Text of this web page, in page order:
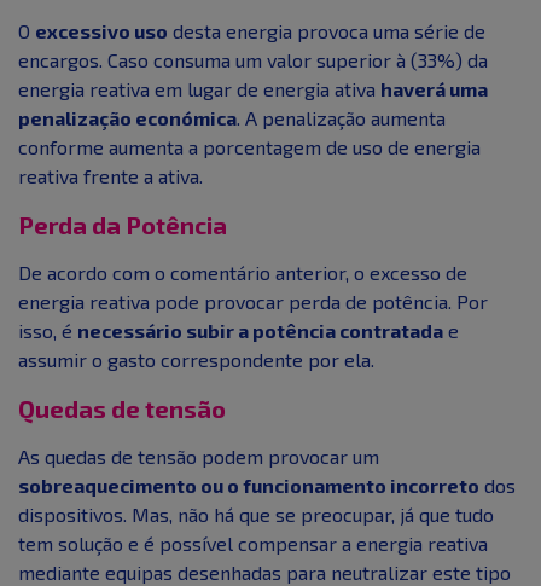
O excessivo uso desta energia provoca uma série de
encargos. Caso consuma um valor superior à (33%) da
energia reativa em lugar de energia ativa haverá uma
penalização económica. A penalização aumenta
conforme aumenta a porcentagem de uso de energia
reativa frente a ativa.
Perda da Potência
De acordo com o comentário anterior, o excesso de
energia reativa pode provocar perda de potência. Por
isso, é necessário subir a potência contratada e
assumir o gasto correspondente por ela.
Quedas de tensão
As quedas de tensão podem provocar um
sobreaquecimento ou o funcionamento incorreto dos
dispositivos. Mas, não há que se preocupar, já que tudo
tem solução e é possível compensar a energia reativa
mediante equipas desenhadas para neutralizar este tipo